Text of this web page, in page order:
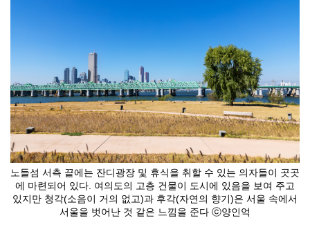
노들섬 서측 끝에는 잔디광장 및 휴식을 취할 수 있는 의자들이 곳곳
에 마련되어 있다. 여의도의 고층 건물이 도시에 있음을 보여 주고
있지만 청각(소음이 거의 없고)과 후각(자연의 향기)은 서울 속에서
서울을 벗어난 것 같은 느낌을 준다 ⓒ양인억